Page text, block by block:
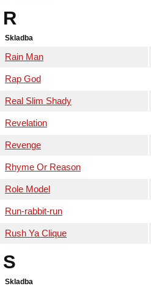
R
Skladba
Rain Man
Rap God
Real Slim Shady
Revelation
Revenge
Rhyme Or Reason
Role Model
Run-rabbit-run
Rush Ya Clique
S
Skladba